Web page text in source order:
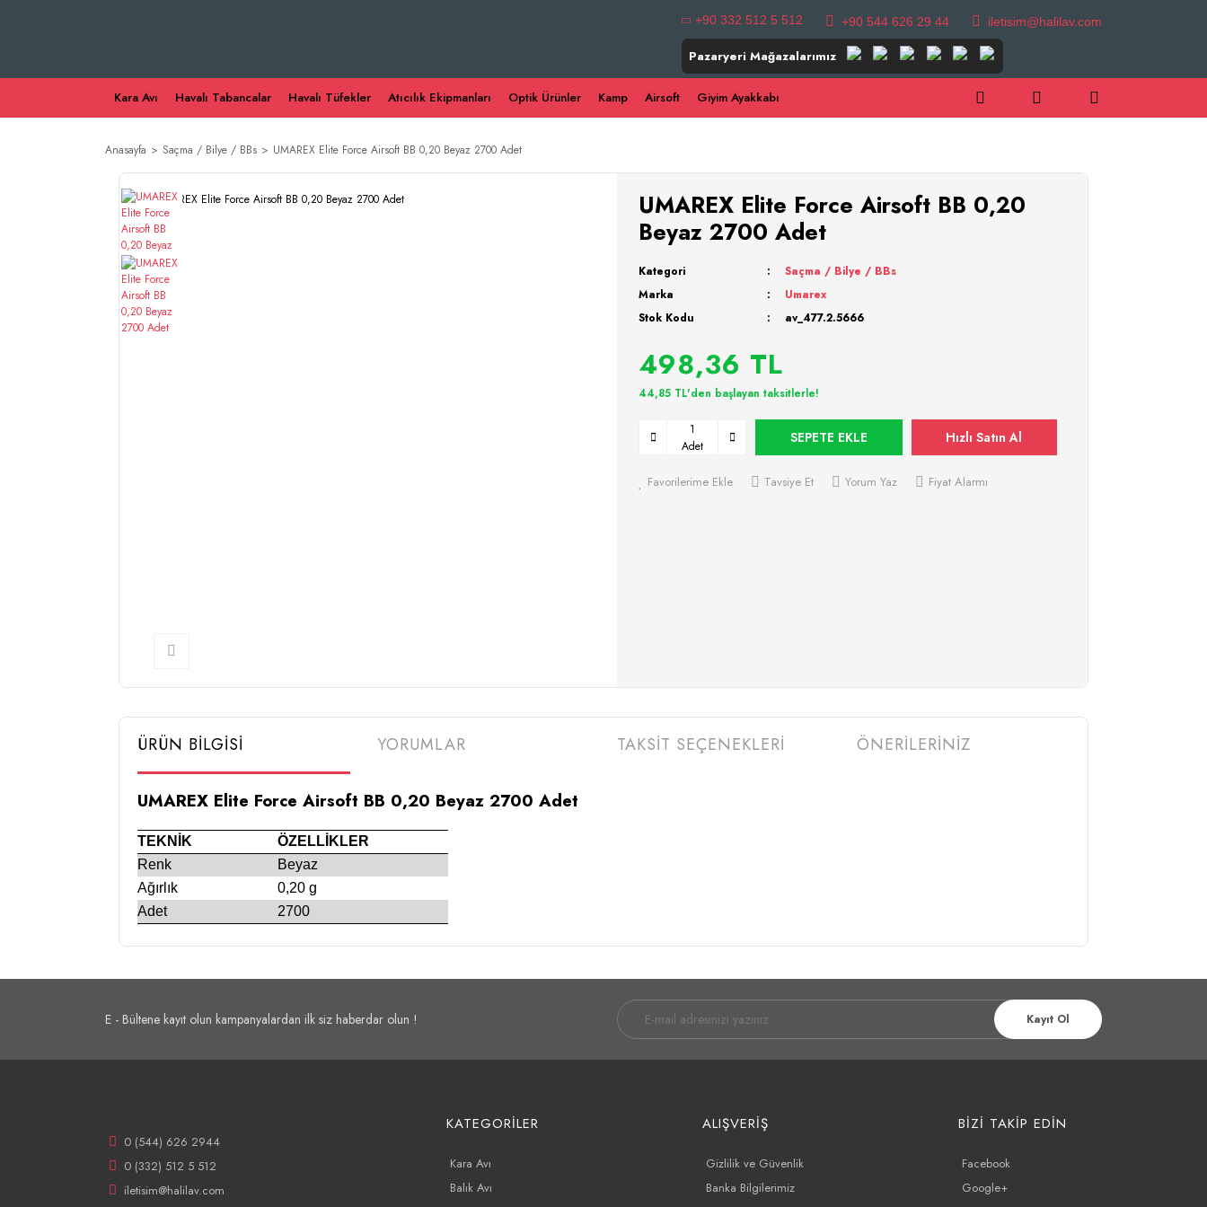
+90 332 512 5 512 +90 544 626 29 44 iletisim@halilav.com
Pazaryeri Mağazalarımız
Kara Avı Havalı Tabancalar Havalı Tüfekler Atıcılık Ekipmanları Optik Ürünler Kamp Airsoft Giyim Ayakkabı
Anasayfa Saçma / Bilye / BBs UMAREX Elite Force Airsoft BB 0,20 Beyaz 2700 Adet
UMAREX Elite Force Airsoft BB 0,20
Beyaz 2700 Adet
Kategori
Saçma / Bilye / BBs
Marka
Umarex
Stok Kodu
av_477.2.5666
498,36 TL
44,85 TL'den başlayan taksitlerle!
Adet
SEPETE EKLE Hızlı Satın Al
Favorilerime Ekle Tavsiye Et Yorum Yaz Fiyat Alarmı
ÜRÜN BİLGİSİ
UMAREX Elite Force Airsoft BB 0,20 Beyaz 2700 Adet
TEKNİK
ÖZELLİKLER
Renk
Beyaz
Ağırlık
0,20 g
Adet
2700
YORUMLAR TAKSİT SEÇENEKLERİ ÖNERİLERİNİZ
E - Bültene kayıt olun kampanyalardan ilk siz haberdar olun ! Kayıt Ol
0 (544) 626 2944
0 (332) 512 5 512
iletisim@halilav.com
KATEGORİLER
Kara Avı
Balık Avı
ALIŞVERİŞ
Gizlilik ve Güvenlik
Banka Bilgilerimiz
BİZİ TAKİP EDİN
Facebook
Google+